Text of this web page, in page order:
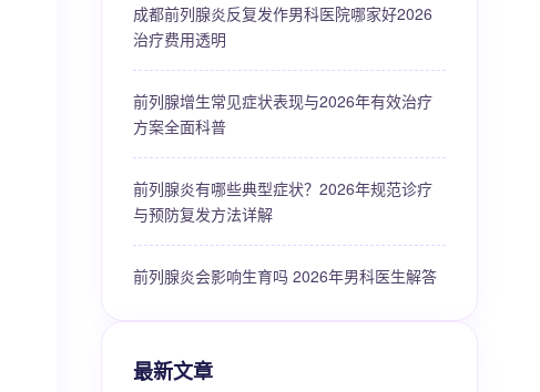
成都前列腺炎反复发作男科医院哪家好2026
治疗费用透明
前列腺增生常见症状表现与2026年有效治疗
方案全面科普
前列腺炎有哪些典型症状？2026年规范诊疗
与预防复发方法详解
前列腺炎会影响生育吗 2026年男科医生解答
最新文章